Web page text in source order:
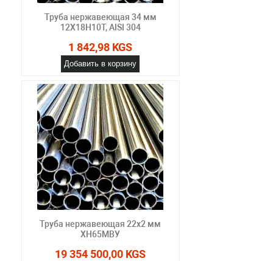
Труба нержавеющая 34 мм
12Х18Н10Т, AISI 304
1 842,98 KGS
Добавить в корзину
Труба нержавеющая 22х2 мм
ХН65МВУ
19 354 500,00 KGS